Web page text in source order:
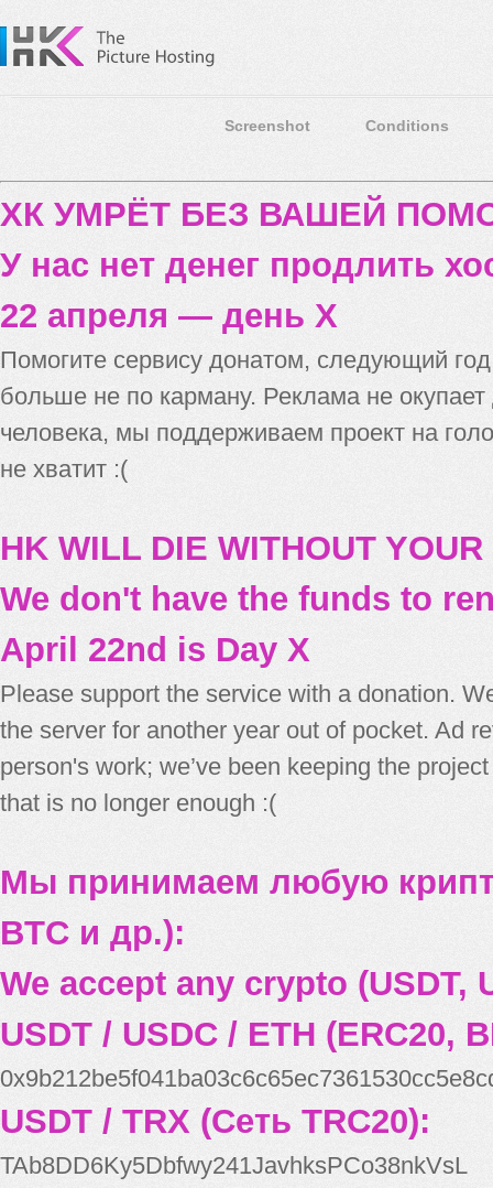
Screenshot Conditions
ХК УМРЁТ БЕЗ ВАШЕЙ
У нас нет денег продлить
22 апреля — день X
Помогите сервису донатом, следующий
больше не по карману. Реклама не
человека, мы поддерживаем проект на
не хватит :(
HK WILL DIE WITHOUT
We don't have the funds to
April 22nd is Day X
Please support the service with a donation.
the server for another year out of pocket. Ad
person's work; we’ve been keeping the
that is no longer enough :(
Мы принимаем любую
BTC и др.):
We accept any crypto (USDT,
USDT / USDC / ETH (ERC20,
USDT / TRX (Сеть TRC20):
TAb8DD6Ky5Dbfwy241JavhksPCo38nkVsL